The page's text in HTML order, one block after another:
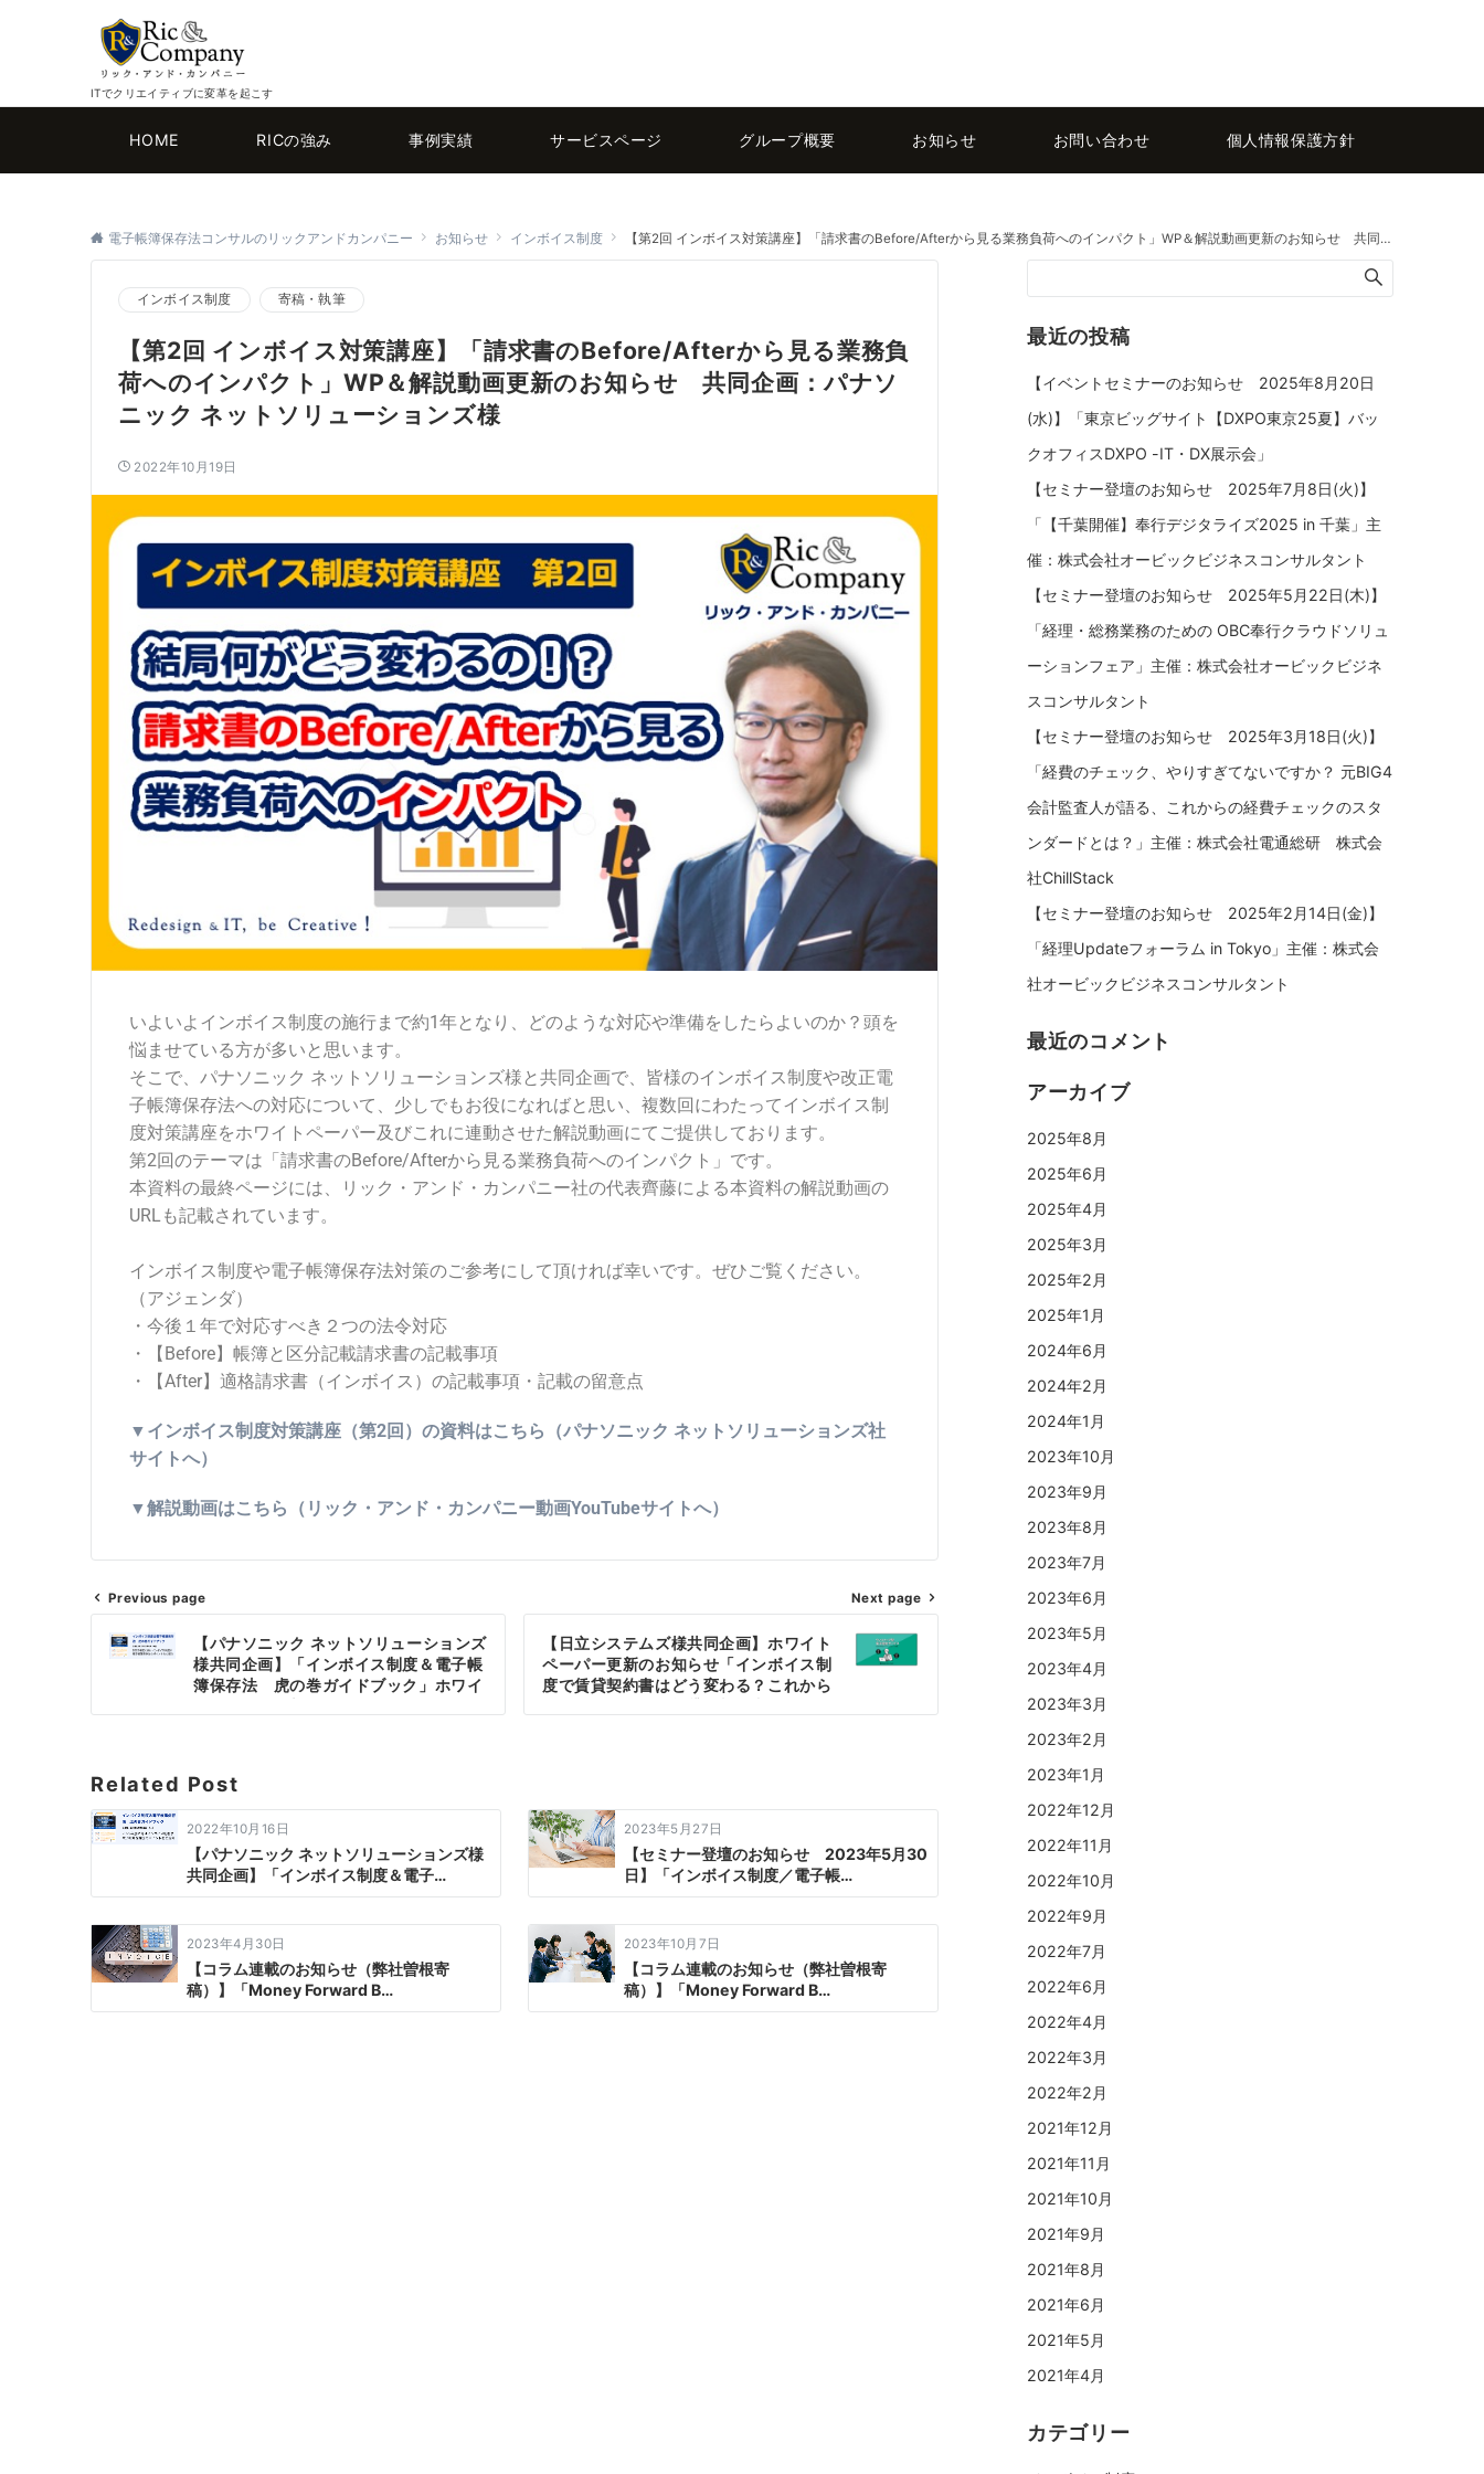
ITでクリエイティブに変革を起こす
HOME RICの強み 事例実績 サービスページ グループ概要 お知らせ お問い合わせ 個人情報保護方針
電子帳簿保存法コンサルのリックアンドカンパニー お知らせ インボイス制度 【第2回 インボイス対策講座】「請求書のBefore/Afterから見る業務負荷へのインパクト」WP＆解説動画更新のお知らせ 共同企画：パナソニック ネットソリューションズ様
インボイス制度 寄稿・執筆
【第2回 インボイス対策講座】「請求書のBefore/Afterから見る業務負
荷へのインパクト」WP＆解説動画更新のお知らせ 共同企画：パナソ
ニック ネットソリューションズ様
2022年10月19日
いよいよインボイス制度の施行まで約1年となり、どのような対応や準備をしたらよいのか？頭を
悩ませている方が多いと思います。
そこで、パナソニック ネットソリューションズ様と共同企画で、皆様のインボイス制度や改正電
子帳簿保存法への対応について、少しでもお役になればと思い、複数回にわたってインボイス制
度対策講座をホワイトペーパー及びこれに連動させた解説動画にてご提供しております。
第2回のテーマは「請求書のBefore/Afterから見る業務負荷へのインパクト」です。
本資料の最終ページには、リック・アンド・カンパニー社の代表齊藤による本資料の解説動画の
URLも記載されています。
インボイス制度や電子帳簿保存法対策のご参考にして頂ければ幸いです。ぜひご覧ください。
（アジェンダ）
・今後１年で対応すべき２つの法令対応
・【Before】帳簿と区分記載請求書の記載事項
・【After】適格請求書（インボイス）の記載事項・記載の留意点
▼インボイス制度対策講座（第2回）の資料はこちら（パナソニック ネットソリューションズ社
サイトへ）
▼解説動画はこちら（リック・アンド・カンパニー動画YouTubeサイトへ）
Previous page
【パナソニック ネットソリューションズ
様共同企画】「インボイス制度＆電子帳
簿保存法 虎の巻ガイドブック」ホワイ
Next page
【日立システムズ様共同企画】ホワイト
ペーパー更新のお知らせ「インボイス制
度で賃貸契約書はどう変わる？これから
Related Post
2022年10月16日
【パナソニック ネットソリューションズ様
共同企画】「インボイス制度＆電子…
2023年5月27日
【セミナー登壇のお知らせ 2023年5月30
日】「インボイス制度／電子帳…
2023年4月30日
【コラム連載のお知らせ（弊社曽根寄
稿）】「Money Forward B…
2023年10月7日
【コラム連載のお知らせ（弊社曽根寄
稿）】「Money Forward B…
最近の投稿
【イベントセミナーのお知らせ 2025年8月20日
(水)】「東京ビッグサイト【DXPO東京25夏】バッ
クオフィスDXPO -IT・DX展示会」
【セミナー登壇のお知らせ 2025年7月8日(火)】
「【千葉開催】奉行デジタライズ2025 in 千葉」主
催：株式会社オービックビジネスコンサルタント
【セミナー登壇のお知らせ 2025年5月22日(木)】
「経理・総務業務のための OBC奉行クラウドソリュ
ーションフェア」主催：株式会社オービックビジネ
スコンサルタント
【セミナー登壇のお知らせ 2025年3月18日(火)】
「経費のチェック、やりすぎてないですか？ 元BIG4
会計監査人が語る、これからの経費チェックのスタ
ンダードとは？」主催：株式会社電通総研 株式会
社ChillStack
【セミナー登壇のお知らせ 2025年2月14日(金)】
「経理Updateフォーラム in Tokyo」主催：株式会
社オービックビジネスコンサルタント
最近のコメント
アーカイブ
2025年8月
2025年6月
2025年4月
2025年3月
2025年2月
2025年1月
2024年6月
2024年2月
2024年1月
2023年10月
2023年9月
2023年8月
2023年7月
2023年6月
2023年5月
2023年4月
2023年3月
2023年2月
2023年1月
2022年12月
2022年11月
2022年10月
2022年9月
2022年7月
2022年6月
2022年4月
2022年3月
2022年2月
2021年12月
2021年11月
2021年10月
2021年9月
2021年8月
2021年6月
2021年5月
2021年4月
カテゴリー